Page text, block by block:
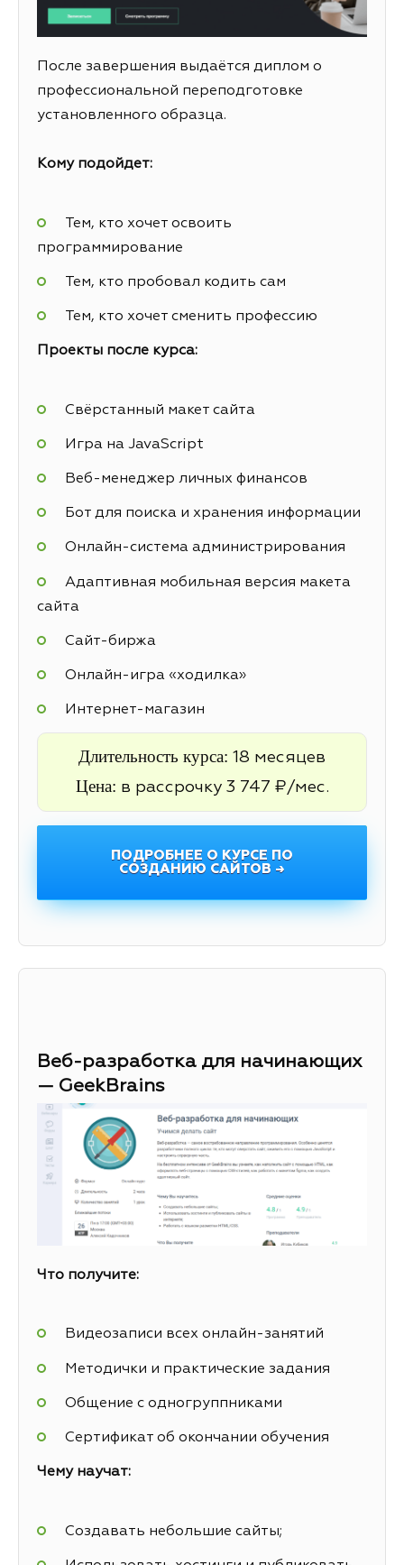
После завершения выдаётся диплом о
профессиональной переподготовке
установленного образца.
Кому подойдет:
Тем, кто хочет освоить
программирование
Тем, кто пробовал кодить сам
Тем, кто хочет сменить профессию
Проекты после курса:
Свёрстанный макет сайта
Игра на JavaScript
Веб-менеджер личных финансов
Бот для поиска и хранения информации
Онлайн-система администрирования
Адаптивная мобильная версия макета
сайта
Cайт-биржа
Онлайн-игра «ходилка»
Интернет-магазин
Длительность курса: 18 месяцев
Цена: в рассрочку 3 747 ₽/мес.
ПОДРОБНЕЕ О КУРСЕ ПО
СОЗДАНИЮ САЙТОВ →
Веб-разработка для начинающих
— GeekBrains
Что получите:
Видеозаписи всех онлайн-занятий
Методички и практические задания
Общение с одногруппниками
Сертификат об окончании обучения
Чему научат:
Создавать небольшие сайты;